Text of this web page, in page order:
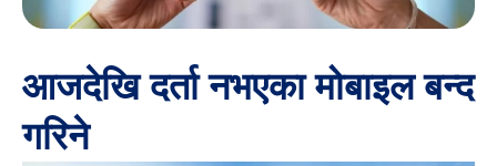
आजदेखि दर्ता नभएका मोबाइल बन्द
गरिने